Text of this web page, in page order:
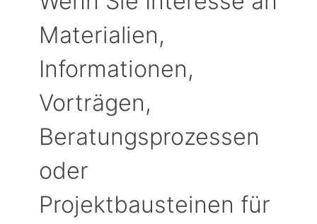
Materialien,
Informationen,
Vorträgen,
Beratungsprozessen
oder
Projektbausteinen für